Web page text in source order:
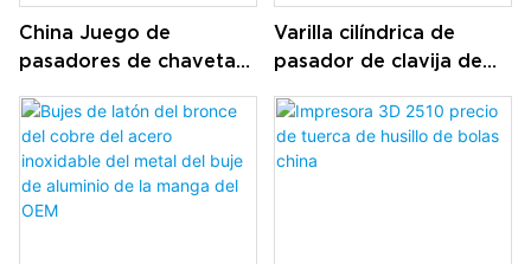
China Juego de
pasadores de chaveta
roscado de
galvanización de
aluminio de acero
inoxidable y acero
Varilla cilíndrica de
pasador de clavija de
acero inoxidable 304